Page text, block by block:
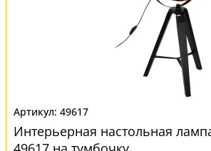
49617
Интерьерная настольная